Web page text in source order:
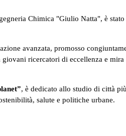
Chimica "Giulio Natta", è
avanzata, promosso
ricercatori di eccellenza e
, è dedicato allo studio di città
salute e politiche urbane.